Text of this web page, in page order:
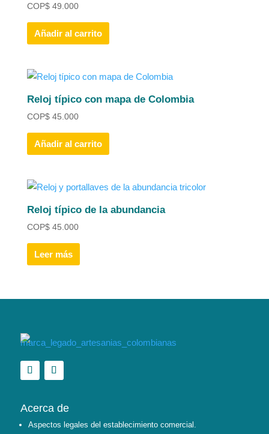
COP$49.000
Añadir al carrito
Reloj típico con mapa de Colombia
COP$45.000
Añadir al carrito
Reloj típico de la abundancia
COP$45.000
Leer más
Acerca de
Aspectos legales del establecimiento comercial.